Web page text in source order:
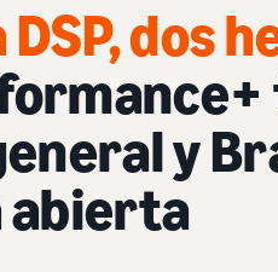
dos
y
abierta